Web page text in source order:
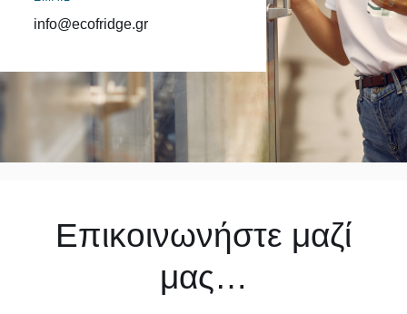
info@ecofridge.gr
Επικοινωνήστε μαζί
μας…